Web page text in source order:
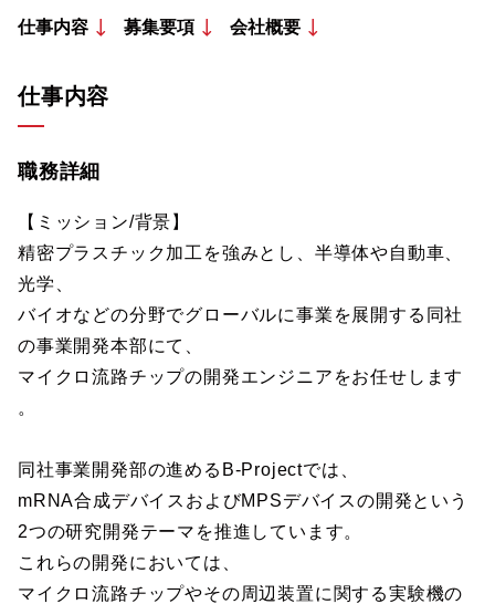
仕事内容 募集要項 会社概要
仕事内容
職務詳細
【ミッション/背景】
精密プラスチック加工を強みとし、半導体や自動車、
光学、
バイオなどの分野でグローバルに事業を展開する同社
の事業開発本部にて、
マイクロ流路チップの開発エンジニアをお任せします
。
同社事業開発部の進めるB-Projectでは、
mRNA合成デバイスおよびMPSデバイスの開発という
2つの研究開発テーマを推進しています。
これらの開発においては、
マイクロ流路チップやその周辺装置に関する実験機の